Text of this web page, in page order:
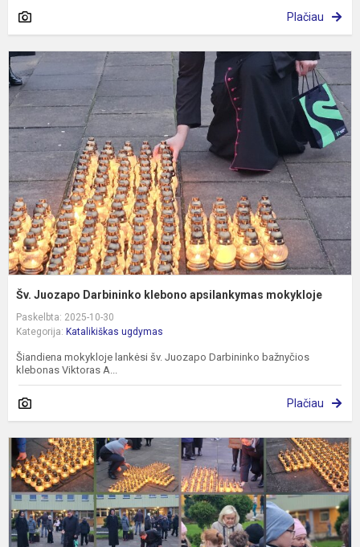
Plačiau
Šv. Juozapo Darbininko klebono apsilankymas mokykloje
Paskelbta: 2025-10-30
Kategorija: Katalikiškas ugdymas
Šiandiena mokykloje lankėsi šv. Juozapo Darbininko bažnyčios
klebonas Viktoras A...
Plačiau